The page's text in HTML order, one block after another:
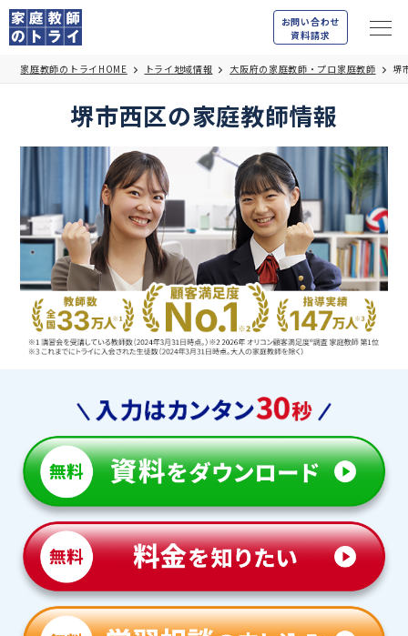
お問い合わせ
資料請求
家庭教師のトライHOME トライ地域情報 大阪府の家庭教師・プロ家庭教師 堺
堺市西区の家庭教師情報